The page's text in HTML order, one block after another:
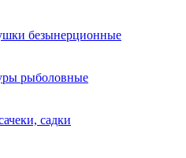
безынерционные
рыболовные
садки